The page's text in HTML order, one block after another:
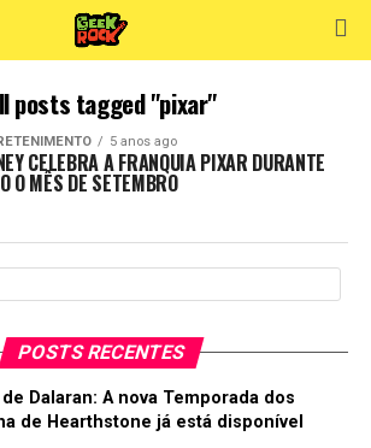
posts tagged "pixar"
5 anos ago
CELEBRA A FRANQUIA PIXAR DURANTE
O MÊS DE SETEMBRO
POSTS RECENTES
Dalaran: A nova Temporada dos
de Hearthstone já está disponível